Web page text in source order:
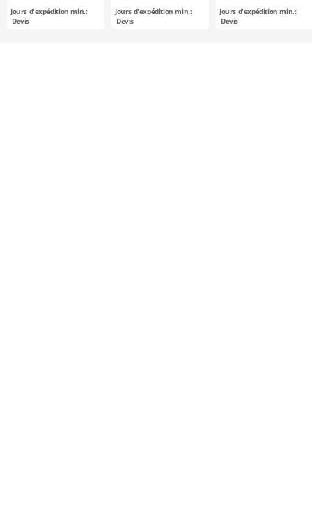
Jours d'expédition min.:
Devis
Jours d'expédition min.:
Devis
Jours d'expédition min.:
Devis